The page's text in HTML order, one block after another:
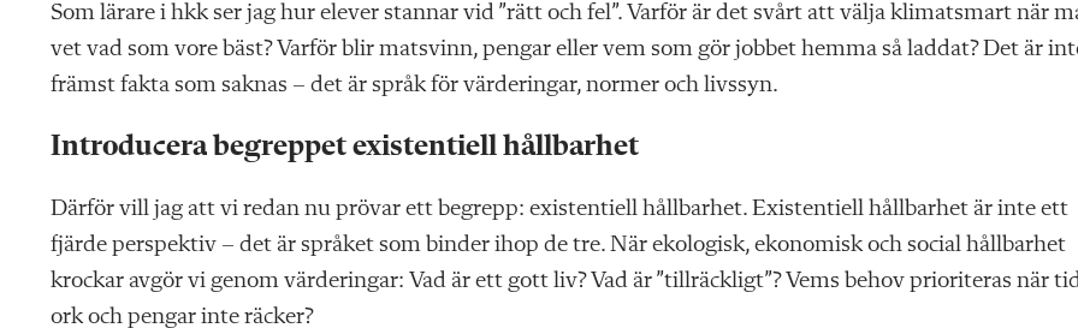
Som lärare i hkk ser jag hur elever stannar vid ”rätt och fel”. Varför är det svårt att välja klimatsmart när
vet vad som vore bäst? Varför blir matsvinn, pengar eller vem som gör jobbet hemma så laddat? Det är
främst fakta som saknas – det är språk för värderingar, normer och livssyn.
Introducera begreppet existentiell hållbarhet
Därför vill jag att vi redan nu prövar ett begrepp: existentiell hållbarhet. Existentiell hållbarhet är inte ett
fjärde perspektiv – det är språket som binder ihop de tre. När ekologisk, ekonomisk och social hållbarhet
krockar avgör vi genom värderingar: Vad är ett gott liv? Vad är ”tillräckligt”? Vems behov prioriteras när
ork och pengar inte räcker?